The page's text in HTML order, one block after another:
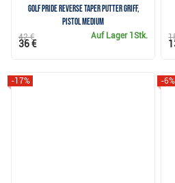
Golf Pride Reverse Taper Putter Griff,
Pistol Medium
Auf Lager 1Stk.
42 €
36 €
-17% -6%